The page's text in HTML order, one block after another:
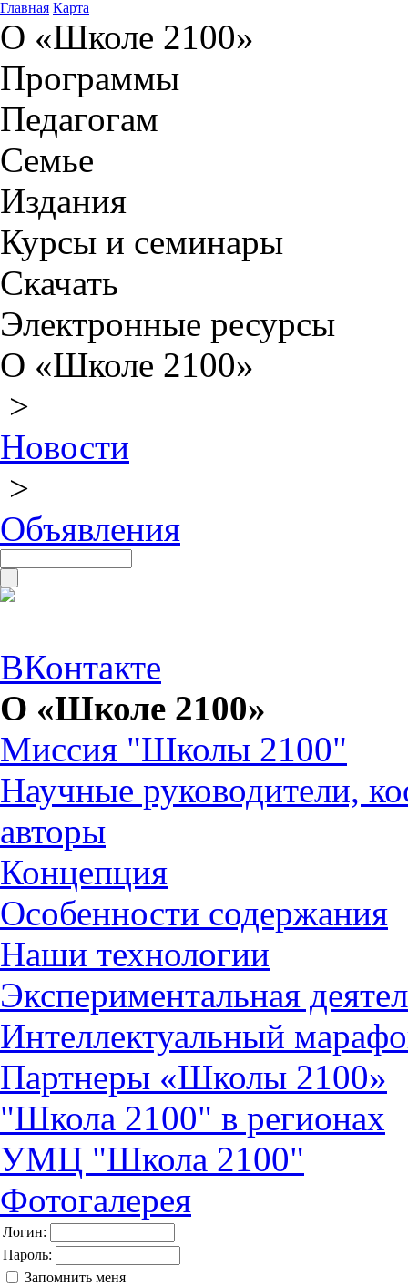
Главная Карта
О «Школе 2100»
Программы
Педагогам
Семье
Издания
Курсы и семинары
Скачать
Электронные ресурсы
О «Школе 2100»
>
Новости
>
Объявления
ВКонтакте
О «Школе 2100»
Миссия "Школы 2100"
Научные руководители,
авторы
Концепция
Особенности содержания
Наши технологии
Экспериментальная
Интеллектуальный
Партнеры «Школы 2100»
"Школа 2100" в регионах
УМЦ "Школа 2100"
Фотогалерея
Логин:
Пароль:
Запомнить меня